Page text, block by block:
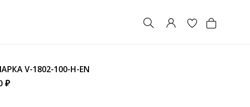
V-1802-100-H-EN
₽